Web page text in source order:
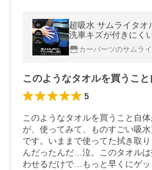
超吸水 サムライタ
洗車キズが付きにく
イバー メール便対象
カーパーツのサムラ
5
このようなタオルを買うこと自
が、使ってみて、ものすごい吸
です。いままで使ってた拭き取
んだったんだ…泣。このタオル
わせるだけで…もっと早くにゲ